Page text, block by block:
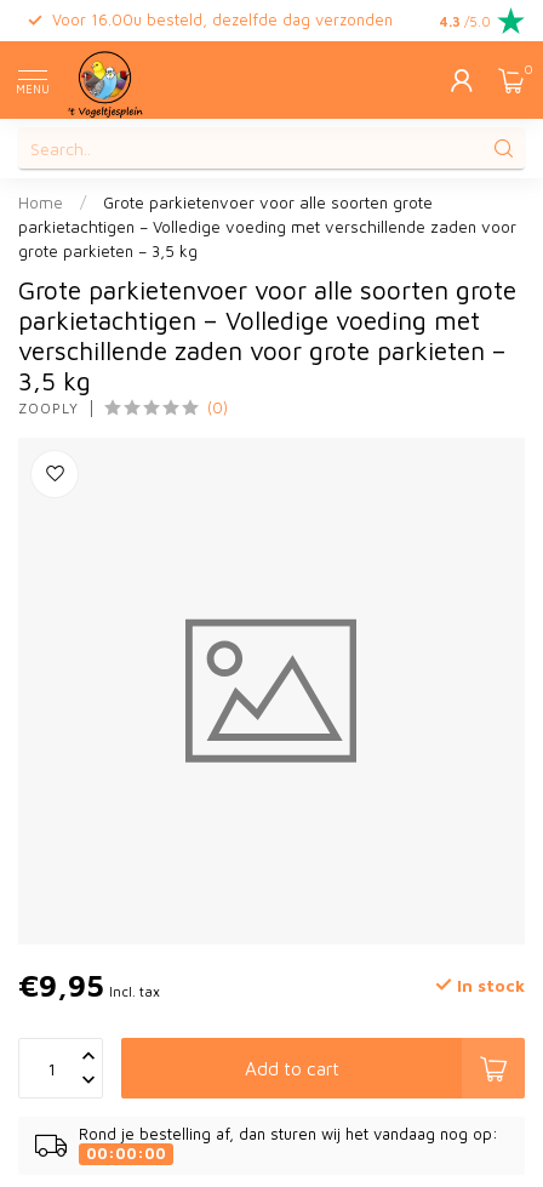
Voor 16.00u besteld, dezelfde dag verzonden Gratis
4.3 /5.0
MENU
0
Home /
Grote parkietenvoer voor alle soorten grote
parkietachtigen – Volledige voeding met verschillende zaden voor
grote parkieten – 3,5 kg
Grote parkietenvoer voor alle soorten grote
parkietachtigen – Volledige voeding met
verschillende zaden voor grote parkieten –
3,5 kg
ZOOPLY (0)
€9,95 Incl. tax In stock
Add to cart
Rond je bestelling af, dan sturen wij het vandaag nog op:
00:00:00